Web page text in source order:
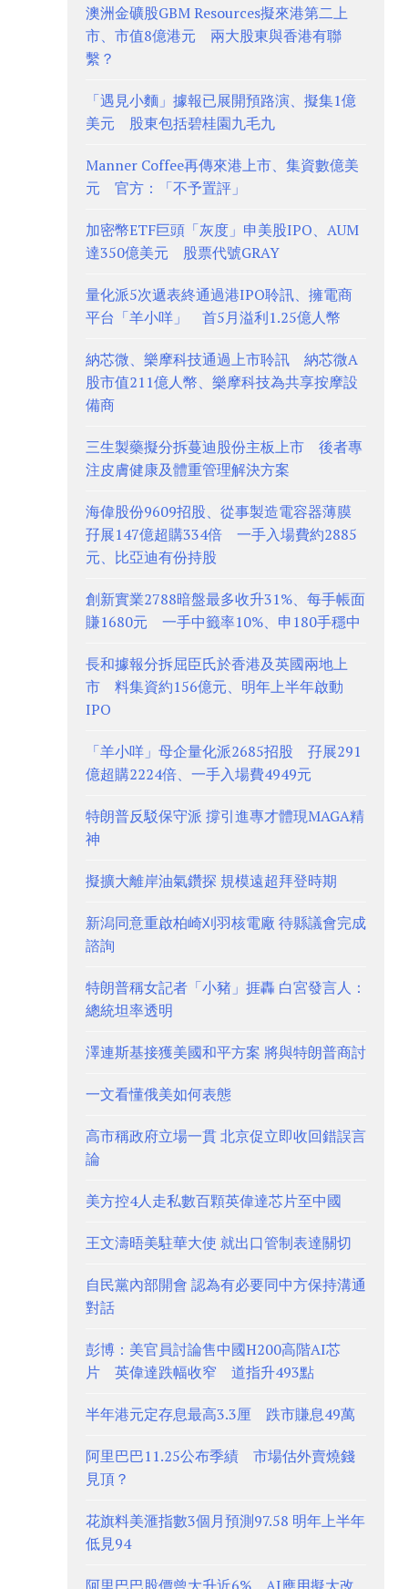
澳洲金礦股GBM Resources擬來港第二上
市、市值8億港元 兩大股東與香港有聯
繫？
「遇見小麵」據報已展開預路演、擬集1億
美元 股東包括碧桂園九毛九
Manner Coffee再傳來港上市、集資數億美
元 官方：「不予置評」
加密幣ETF巨頭「灰度」申美股IPO、AUM
達350億美元 股票代號GRAY
量化派5次遞表終通過港IPO聆訊、擁電商
平台「羊小咩」 首5月溢利1.25億人幣
納芯微、樂摩科技通過上市聆訊 納芯微A
股市值211億人幣、樂摩科技為共享按摩設
備商
三生製藥擬分拆蔓迪股份主板上市 後者專
注皮膚健康及體重管理解決方案
海偉股份9609招股、從事製造電容器薄膜
孖展147億超購334倍 一手入場費約2885
元、比亞迪有份持股
創新實業2788暗盤最多收升31%、每手帳面
賺1680元 一手中籤率10%、申180手穩中
長和據報分拆屈臣氏於香港及英國兩地上
市 料集資約156億元、明年上半年啟動
IPO
「羊小咩」母企量化派2685招股 孖展291
億超購2224倍、一手入場費4949元
特朗普反駁保守派 撐引進專才體現MAGA精
神
擬擴大離岸油氣鑽探 規模遠超拜登時期
新潟同意重啟柏崎刈羽核電廠 待縣議會完成
諮詢
特朗普稱女記者「小豬」捱轟 白宮發言人：
總統坦率透明
澤連斯基接獲美國和平方案 將與特朗普商討
一文看懂俄美如何表態
高市稱政府立場一貫 北京促立即收回錯誤言
論
美方控4人走私數百顆英偉達芯片至中國
王文濤晤美駐華大使 就出口管制表達關切
自民黨內部開會 認為有必要同中方保持溝通
對話
彭博：美官員討論售中國H200高階AI芯
片 英偉達跌幅收窄 道指升493點
半年港元定存息最高3.3厘 跌市賺息49萬
阿里巴巴11.25公布季績 市場估外賣燒錢
見頂？
花旗料美滙指數3個月預測97.58 明年上半年
低見94